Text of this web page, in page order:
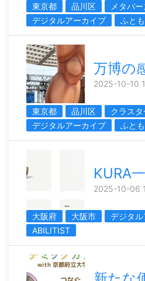
東京都 品川区
メタバー
デジタルアーカイブ
ふと
万博の
2025-10-10
東京都 品川区
クラスタ
デジタルアーカイブ
ふと
KURA
2025-10-06
大阪府 大阪市 デジタ
ABILITIST